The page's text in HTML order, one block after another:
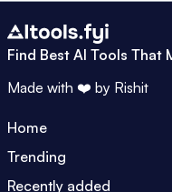
Find Best AI Tools That
Made with ❤️ by Rishit
Home
Trending
Recently added